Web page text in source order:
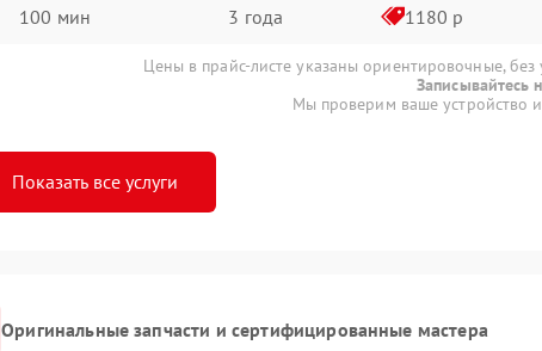
100 мин 3 года 1180 р
Цены в прайс-листе указаны ориентировочные, без
Записывайтесь
Мы проверим ваше устройство
Показать все услуги
Оригинальные запчасти и сертифицированные мастера